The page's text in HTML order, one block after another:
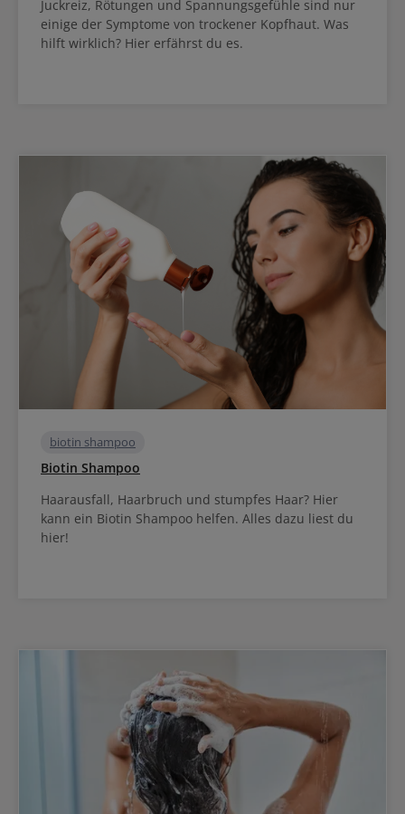
Juckreiz, Rötungen und Spannungsgefühle sind nur
einige der Symptome von trockener Kopfhaut. Was
hilft wirklich? Hier erfährst du es.
biotin shampoo
Biotin Shampoo
Haarausfall, Haarbruch und stumpfes Haar? Hier
kann ein Biotin Shampoo helfen. Alles dazu liest du
hier!